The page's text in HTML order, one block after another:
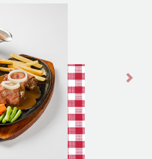
Next